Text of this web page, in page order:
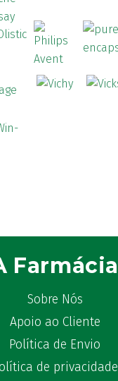
Farmácia
Sobre Nós
Apoio ao Cliente
Política de Envio
de privacidade